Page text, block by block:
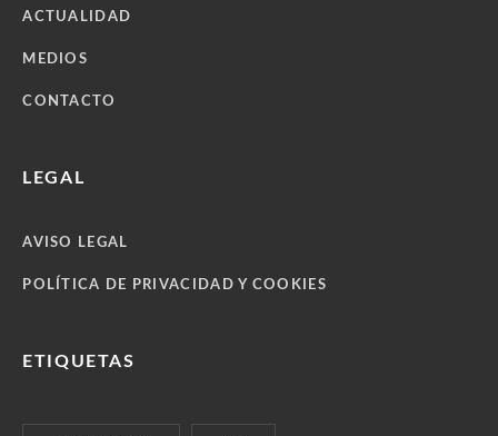
ACTUALIDAD
MEDIOS
CONTACTO
LEGAL
AVISO LEGAL
POLÍTICA DE PRIVACIDAD Y COOKIES
ETIQUETAS